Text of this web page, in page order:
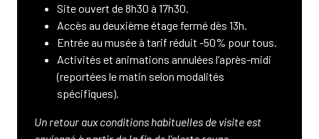
Site ouvert de 8h30 à 17h30.
Accès au deuxième étage fermé dès 13h.
Entrée au musée à tarif réduit -50% pour tous.
Activités et animations annulées l’après-midi
(reportées le matin selon modalités
spécifiques).
Un retour aux conditions habituelles de visite est